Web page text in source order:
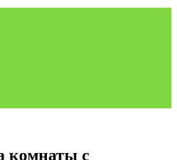
комнаты с